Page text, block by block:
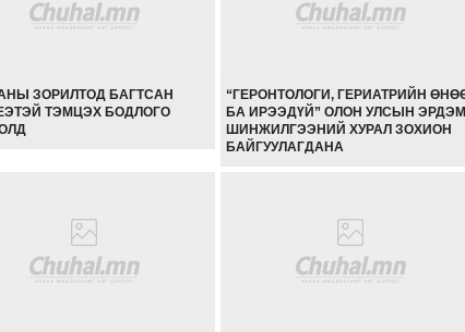
ЗОРИЛТОД БАГТСАН
ТЭМЦЭХ БОДЛОГО
“ГЕРОНТОЛОГИ, ГЕРИАТРИЙН
БА ИРЭЭДҮЙ” ОЛОН УЛСЫН ЭРДЭМ
ШИНЖИЛГЭЭНИЙ ХУРАЛ ЗОХИОН
БАЙГУУЛАГДАНА